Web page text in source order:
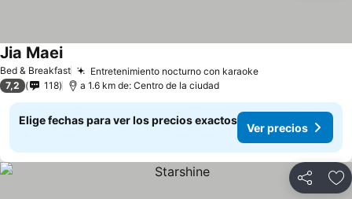
Bed & Breakfast Entretenimiento nocturno con karaokeVer precios
Jia MaeiVer precios
7,2 118 a 1.6 km de: Centro de la ciudad
Elige fechas para ver los precios exactos
Ver precios
Compartir